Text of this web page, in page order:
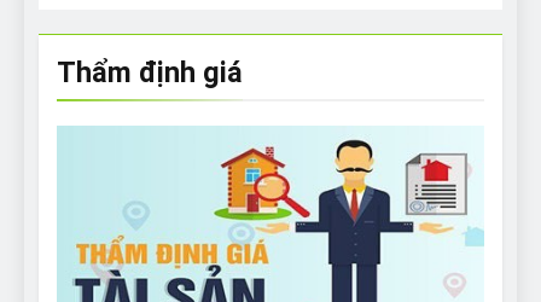
Thẩm định giá